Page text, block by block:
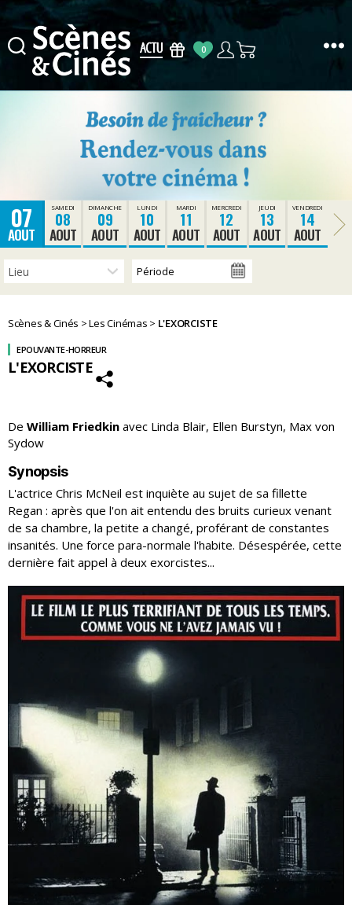
Cinés
0
07
AOUT
SAMEDI
08
AOUT
DIMANCHE
09
AOUT
LUNDI
10
AOUT
MARDI
11
AOUT
MERCREDI
12
AOUT
JEUDI
13
AOUT
VENDREDI
14
AOUT
Scènes & Cinés >Les Cinémas > L'EXORCISTE
L'EXORCISTE
EPOUVANTE-HORREUR
De William Friedkin avec Linda Blair, Ellen Burstyn, Max von
Sydow
Synopsis
L'actrice Chris McNeil est inquiète au sujet de sa fillette
Regan : après que l'on ait entendu des bruits curieux venant
de sa chambre, la petite a changé, proférant de constantes
insanités. Une force para-normale l'habite. Désespérée, cette
dernière fait appel à deux exorcistes...